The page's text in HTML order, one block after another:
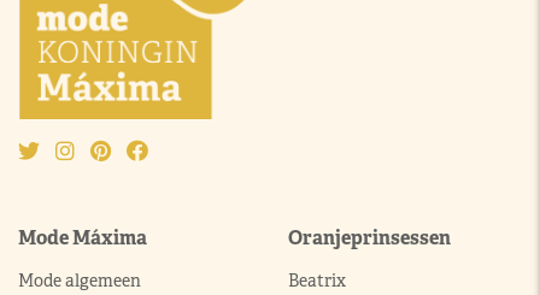
Mode Máxima
Mode algemeen
Oranjeprinsessen
Beatrix